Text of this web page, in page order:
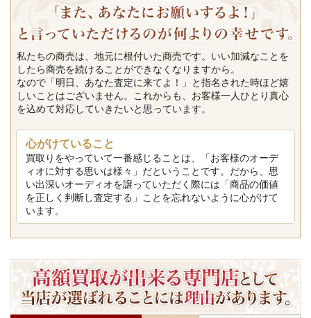
私たちの商売は、地元に根付いた商売です。いい加減なことを
したら商売を続けることができなくなりますから。
なので「明日、あなた査定に来てよ！」と指名された時ほど嬉
しいことはございません。これからも、お客様一人ひとり真心
を込めて対応していきたいと思っています。
心がけていること
買取りをやっていて一番感じることは、「お客様のオーデ
ィオに対する思いは様々」だということです。だから、思
い出深いオーディオを譲っていただく際には「商品の価値
を正しく判断し査定する」ことを忘れないように心がけて
います。